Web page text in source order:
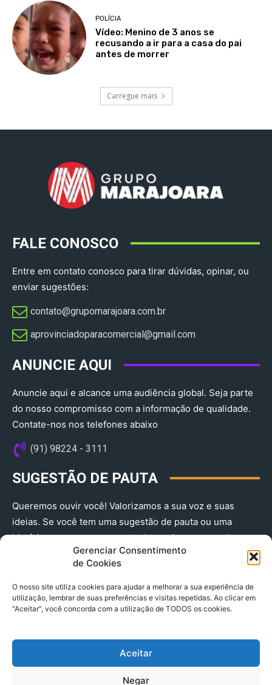
Gerenciar Consentimento
de Cookies
O nosso site utiliza cookies para ajudar a melhorar a sua experiência de
utilização, lembrar de suas preferências e visitas repetidas. Ao clicar em
“Aceitar”, você concorda com a utilização de TODOS os cookies.
Aceitar
Negar
POLÍCIA
Vídeo: Menino de 3 anos se
recusando a ir para a casa do pai
antes de morrer
Carregue mais
FALE CONOSCO
Entre em contato conosco para tirar dúvidas, opinar, ou
enviar sugestões:
contato@grupomarajoara.com.br
aprovinciadoparacomercial@gmail.com​
ANUNCIE AQUI
Anuncie aqui e alcance uma audiência global. Seja parte
do nosso compromisso com a informação de qualidade.
Contate-nos nos telefones abaixo
(91) 98224 - 3111
SUGESTÃO DE PAUTA
Queremos ouvir você! Valorizamos a sua voz e suas
ideias. Se você tem uma sugestão de pauta ou uma
história que merece ser contada, envie-nos agora!
(91) 98224 - 3111
© 2025 A Província do Pará CNPJ: 04.901.141/0001-36 End .
Trav. Quintino Bocaiuva 2301, Ed. Rogério Fernandez – Sala